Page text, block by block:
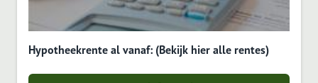
Hypotheekrente al vanaf: (Bekijk hier alle rentes)